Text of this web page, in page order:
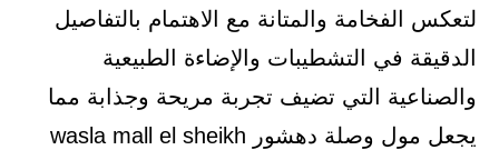
لتعكس الفخامة والمتانة مع الاهتمام بالتفاصيل
الدقيقة في التشطيبات والإضاءة الطبيعية
والصناعية التي تضيف تجربة مريحة وجذابة مما
يجعل مول وصلة دهشور wasla mall el sheikh